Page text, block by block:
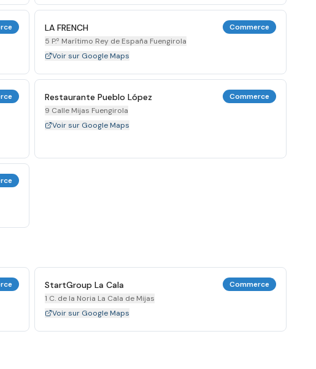
LA FRENCH
5 P.º Marítimo Rey de España Fuengirola
Commerce
Voir sur Google Maps
Restaurante Pueblo López
9 Calle Mijas Fuengirola
Commerce
Voir sur Google Maps
StartGroup La Cala
1 C. de la Noria La Cala de Mijas
Commerce
Voir sur Google Maps